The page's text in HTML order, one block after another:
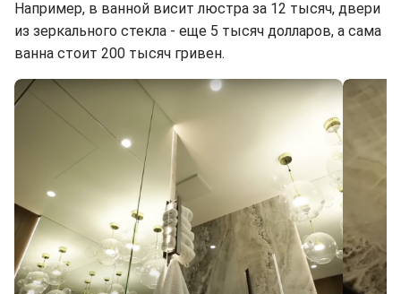
Например, в ванной висит люстра за 12 тысяч, двери
из зеркального стекла - еще 5 тысяч долларов, а сама
ванна стоит 200 тысяч гривен.